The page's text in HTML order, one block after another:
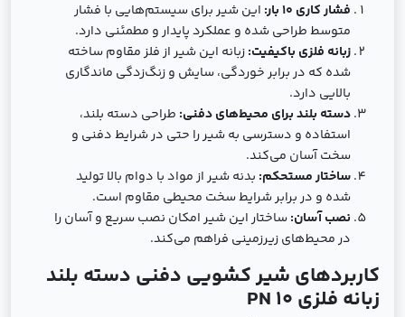
فشار کاری 10 بار:
این شیر برای سیستم‌هایی با فشار
متوسط طراحی شده و عملکرد پایدار و مطمئنی دارد.
زبانه فلزی باکیفیت:زبانه این شیر از فلز مقاوم ساخته
شده که در برابر خوردگی، سایش و زنگ‌زدگی ماندگاری
بالایی دارد.
دسته بلند برای محیط‌های دفنی: طراحی دسته بلند،
استفاده و دسترسی به شیر را حتی در شرایط دفنی و
سخت آسان می‌کند.
ساختار مستحکم: بدنه شیر از مواد با دوام بالا تولید
شده و در برابر شرایط سخت محیطی مقاوم است.
نصب آسان:ساختار این شیر امکان نصب سریع و آسان را
در محیط‌های زیرزمینی فراهم می‌کند.
کاربردهای شیر کشویی دفنی دسته بلند
زبانه فلزی PN 10